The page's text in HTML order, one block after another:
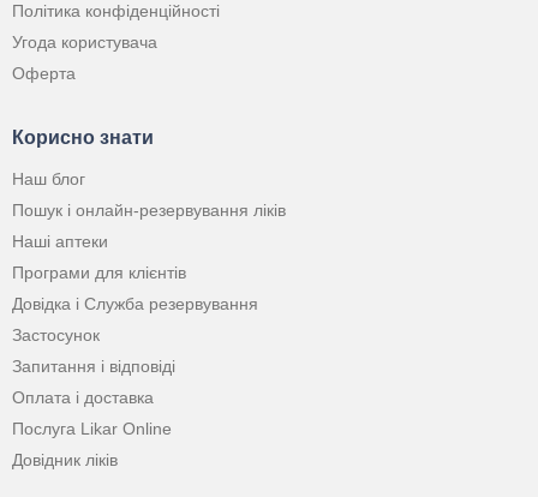
Політика конфіденційності
Угода користувача
Оферта
Корисно знати
Наш блог
Пошук і онлайн-резервування ліків
Наші аптеки
Програми для клієнтів
Довідка і Служба резервування
Застосунок
Запитання і відповіді
Оплата і доставка
Послуга Likar Online
Довідник ліків